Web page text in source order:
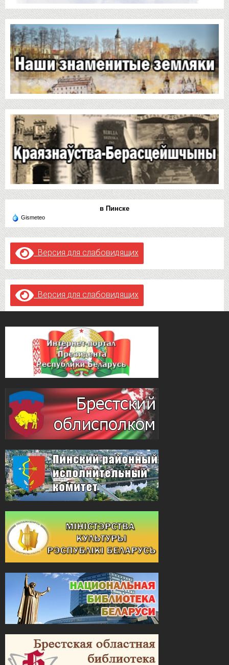
в Пинске
Gismeteo
Версия для слабовидящих
Версия для слабовидящих